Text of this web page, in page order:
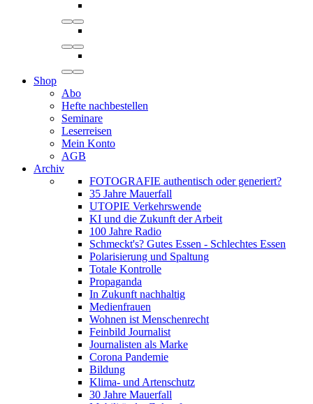
Shop
Abo
Hefte nachbestellen
Seminare
Leserreisen
Mein Konto
AGB
Archiv
FOTOGRAFIE authentisch oder generiert?
35 Jahre Mauerfall
UTOPIE Verkehrswende
KI und die Zukunft der Arbeit
100 Jahre Radio
Schmeckt's? Gutes Essen - Schlechtes Essen
Polarisierung und Spaltung
Totale Kontrolle
Propaganda
In Zukunft nachhaltig
Medienfrauen
Wohnen ist Menschenrecht
Feinbild Journalist
Journalisten als Marke
Corona Pandemie
Bildung
Klima- und Artenschutz
30 Jahre Mauerfall